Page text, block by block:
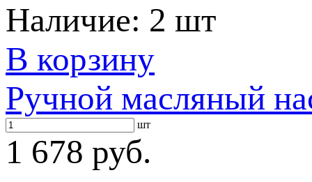
Наличие: 2 шт
В корзину
Ручной масляный
шт
1 678 руб.